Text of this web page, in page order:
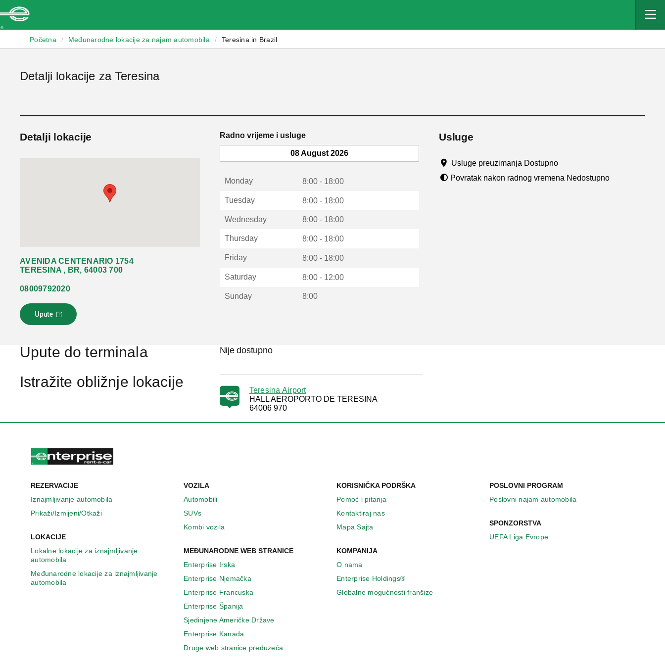
Početna / Međunarodne lokacije za najam automobila / Teresina in Brazil
Detalji lokacije za Teresina
Detalji lokacije
AVENIDA CENTENARIO 1754
TERESINA , BR, 64003 700
08009792020
Upute
L
i
s
o
t
a
o
v
m
r
o
o
u
Radno vrijeme i usluge
08 August 2026
Monday 8:00 - 18:00
Tuesday 8:00 - 18:00
Wednesday 8:00 - 18:00
Thursday 8:00 - 18:00
Friday 8:00 - 18:00
Saturday 8:00 - 12:00
Sunday 8:00
Usluge
Usluge preuzimanja Dostupno
Povratak nakon radnog vremena Nedostupno
Upute do terminala Nije dostupno
Istražite obližnje lokacije
Teresina Airport
HALL AEROPORTO DE TERESINA
64006 970
REZERVACIJE
Iznajmljivanje automobila
Prikaži/Izmijeni/Otkaži
LOKACIJE
Lokalne lokacije za iznajmljivanje
automobila
Međunarodne lokacije za iznajmljivanje
automobila
VOZILA
Automobili
SUVs
Kombi vozila
MEĐUNARODNE WEB STRANICE
Enterprise Irska
Enterprise Njemačka
Enterprise Francuska
Enterprise Španija
Sjedinjene Američke Države
Enterprise Κanada
Druge web stranice preduzeća
KORISNIČKA PODRŠKA
Pomoć i pitanja
Kontaktiraj nas
Mapa Sajta
KOMPANIJA
O nama
Enterprise Holdings®
Globalne mogućnosti franšize
POSLOVNI PROGRAM
Poslovni najam automobila
SPONZORSTVA
UEFA Liga Evrope